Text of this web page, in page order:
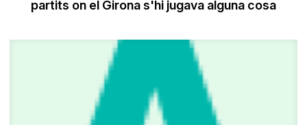
partits on el Girona s'hi jugava alguna cosa